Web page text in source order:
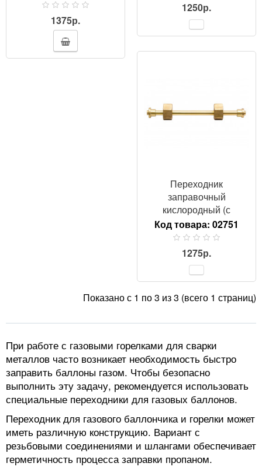
1375р.
1250р.
Переходник
заправочный
кислородный (с
большого в большой)
Код товара: 02751
1275р.
Показано с 1 по 3 из 3 (всего 1 страниц)
При работе с газовыми горелками для сварки
металлов часто возникает необходимость быстро
заправить баллоны газом. Чтобы безопасно
выполнить эту задачу, рекомендуется использовать
специальные переходники для газовых баллонов.
Переходник для газового баллончика и горелки может
иметь различную конструкцию. Вариант с
резьбовыми соединениями и шлангами обеспечивает
герметичность процесса заправки пропаном.